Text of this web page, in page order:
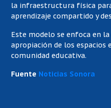
la infraestructura física
aprendizaje compartido y
Este modelo se enfoca en
apropiación de los espacios
comunidad educativa.
Fuente Noticias Sonora